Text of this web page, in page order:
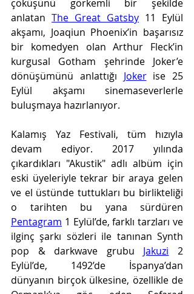
çöküşünü görkemli bir şekilde
anlatan The Great Gatsby 11 Eylül
akşamı, Joaqiun Phoenix’in başarısız
bir komedyen olan Arthur Fleck’in
kurgusal Gotham şehrinde Joker’e
dönüşümünü anlattığı Joker ise 25
Eylül akşamı sinemaseverlerle
buluşmaya hazırlanıyor.
Kalamış Yaz Festivali, tüm hızıyla
devam ediyor. 2017 yılında
çıkardıkları "Akustik" adlı albüm için
eski üyeleriyle tekrar bir araya gelen
ve el üstünde tuttukları bu birlikteliği
Pentagram 1 Eylül’de, farklı tarzları ve
ilginç şarkı sözleri ile tanınan Synth
pop & darkwave grubu Jakuzi 2
Eylül’de, 1492’de İspanya’dan
dünyanın birçok ülkesine, özellikle de